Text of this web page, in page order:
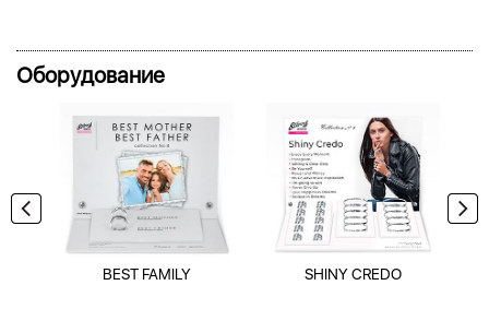
Оборудование
BEST FAMILY SHINY CREDO